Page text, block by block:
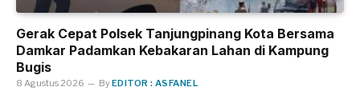
Gerak Cepat Polsek Tanjungpinang Kota Bersama
Damkar Padamkan Kebakaran Lahan di Kampung
Bugis
8 Agustus 2026 ByEDITOR : ASFANEL